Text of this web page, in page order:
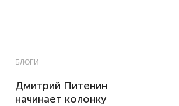
БЛОГИ
Дмитрий Питенин
начинает колонку